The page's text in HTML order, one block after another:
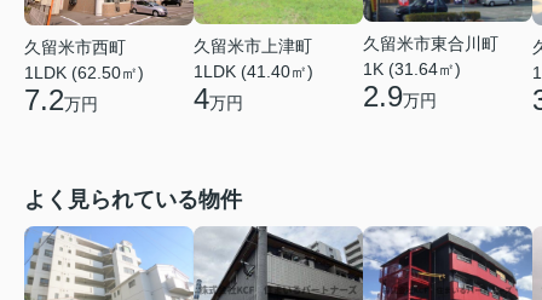
久留米市西町
1LDK (62.50㎡)
7.2万円
久留米市上津町
1LDK (41.40㎡)
4万円
久留米市東合川町
1K (31.64㎡)
2.9万円
よく見られている物件